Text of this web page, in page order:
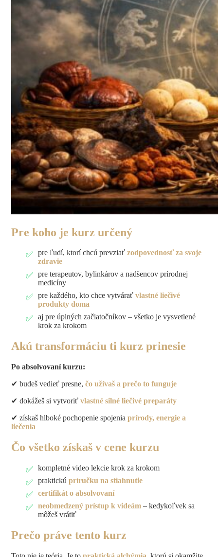
Pre koho je kurz určený
pre ľudí, ktorí chcú prevziať zodpovednosť za svoje
zdravie
pre terapeutov, bylinkárov a nadšencov prírodnej
medicíny
pre každého, kto chce vytvárať vlastné liečivé
produkty doma
aj pre úplných začiatočníkov – všetko je vysvetlené
krok za krokom
Akú transformáciu ti kurz prinesie
Po absolvovaní kurzu:
✔ budeš vedieť presne, čo užívaš a prečo to funguje
✔ dokážeš si vytvoriť vlastné silné liečivé preparáty
✔ získaš hlboké pochopenie spojenia prírody, energie a
liečenia
Čo všetko získaš v cene kurzu
kompletné video lekcie krok za krokom
praktickú príručku na stiahnutie
certifikát o absolvovaní
neobmedzený prístup k videám – kedykoľvek sa
môžeš vrátiť
Prečo práve tento kurz